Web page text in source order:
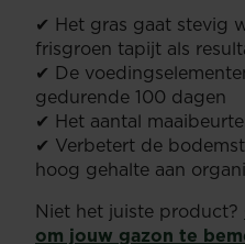
✔ Het gras gaat stevig
frisgroen tapijt als
✔ De
gedurende 100 dagen
✔ Het aantal
✔ Verbetert de
hoog gehalte aan
Niet het juiste product?
om jouw gazon te